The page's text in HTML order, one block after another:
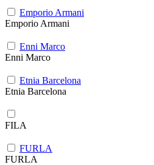
Emporio Armani
Emporio Armani
Enni Marco
Enni Marco
Etnia Barcelona
Etnia Barcelona
FILA
FURLA
FURLA